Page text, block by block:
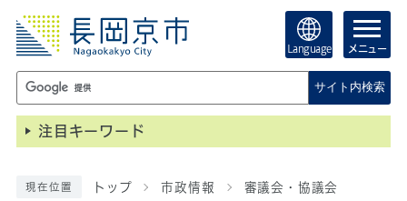
Language メニュー
サイト内検索
注目キーワード
現在位置 トップ 市政情報 審議会・協議会